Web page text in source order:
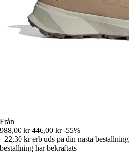
Från
988,00 kr 446,00 kr -55%
+22,30 krerbjuds pa din nasta bestallning
bestallning har bekraftats